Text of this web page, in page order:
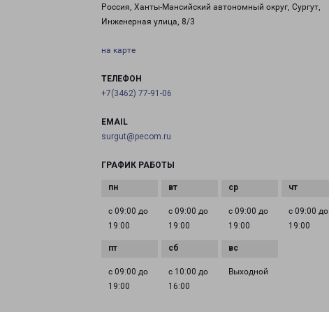
Россия, Ханты-Мансийский автономный округ, Сургут,
Инженерная улица, 8/3
на карте
ТЕЛЕФОН
+7(3462) 77-91-06
EMAIL
surgut@pecom.ru
ГРАФИК РАБОТЫ
с 09:00 до
19:00
с 09:00 до
19:00
с 09:00 до
19:00
с 09:00 до
19:00
с 09:00 до
19:00
с 10:00 до
16:00
Выходной